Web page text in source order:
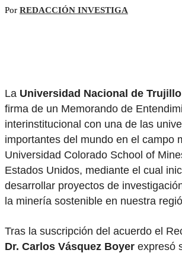
Por REDACCIÓN INVESTIGA
La Universidad Nacional de Trujillo
firma de un Memorando de
interinstitucional con una de las
importantes del mundo en el campo
Universidad Colorado School of
Estados Unidos, mediante el cual
desarrollar proyectos de
la minería sostenible en nuestra
Tras la suscripción del acuerdo el
Dr. Carlos Vásquez Boyer expresó